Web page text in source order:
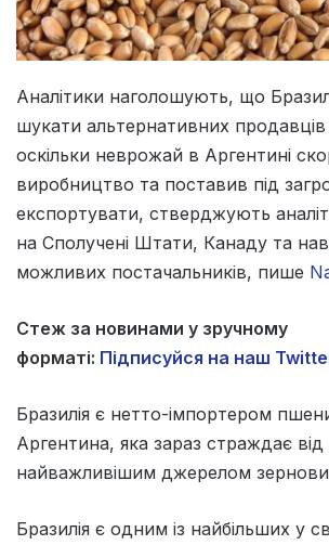
Аналітики наголошують, що
шукати альтернативних
оскільки неврожай в Аргентині
виробництво та поставив під
експортувати, стверджують
на Сполучені Штати, Канаду та
можливих постачальників, пише
Стеж за новинами у зручному
форматі: Підписуйся на наш
Бразилія є нетто-імпортером
Аргентина, яка зараз страждає від
найважливішим джерелом
Бразилія є одним із найбільших у